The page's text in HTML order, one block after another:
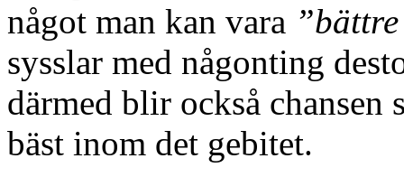
något man kan vara
sysslar med någonting
därmed blir också
bäst inom det gebitet.